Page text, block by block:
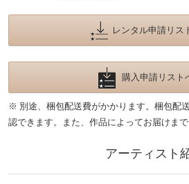
レンタル申請リス
購入申請リスト
※ 別途、梱包配送費がかかります。梱包配
認できます。また、作品によってお届けまで
アーティスト